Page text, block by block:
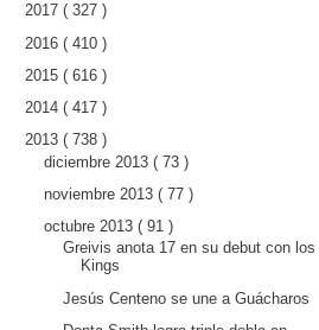
2017 ( 327 )
2016 ( 410 )
2015 ( 616 )
2014 ( 417 )
2013 ( 738 )
diciembre 2013 ( 73 )
noviembre 2013 ( 77 )
octubre 2013 ( 91 )
Greivis anota 17 en su debut con los
Kings
Jesús Centeno se une a Guácharos